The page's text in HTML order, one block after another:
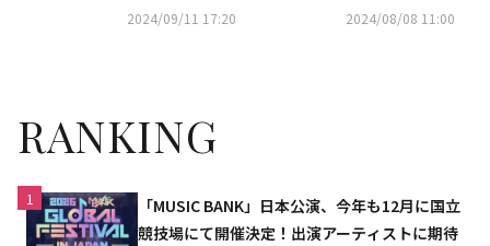
までも」インタビュー動画が解
2024/09/11 17:20
までも」11月1日に日本で公
2024/08/08 11:00
RANKING
1
「MUSIC BANK」日本公演、今年も12月に国立
競技場にて開催決定！出演アーティストに期待